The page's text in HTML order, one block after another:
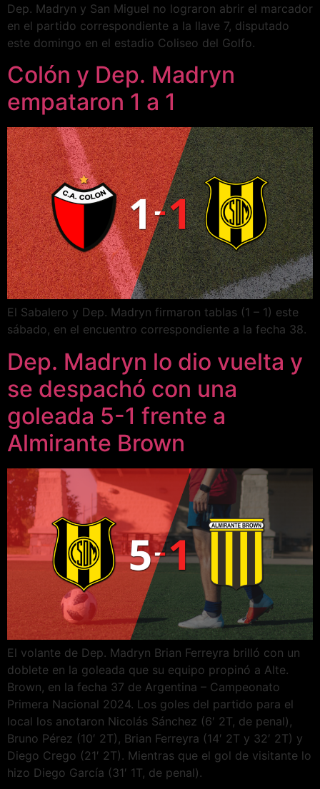
Dep. Madryn y San Miguel no lograron abrir el marcador
en el partido correspondiente a la llave 7, disputado
este domingo en el estadio Coliseo del Golfo.
Colón y Dep. Madryn
empataron 1 a 1
El Sabalero y Dep. Madryn firmaron tablas (1 – 1) este
sábado, en el encuentro correspondiente a la fecha 38.
Dep. Madryn lo dio vuelta y
se despachó con una
goleada 5-1 frente a
Almirante Brown
El volante de Dep. Madryn Brian Ferreyra brilló con un
doblete en la goleada que su equipo propinó a Alte.
Brown, en la fecha 37 de Argentina – Campeonato
Primera Nacional 2024. Los goles del partido para el
local los anotaron Nicolás Sánchez (6′ 2T, de penal),
Bruno Pérez (10′ 2T), Brian Ferreyra (14′ 2T y 32′ 2T) y
Diego Crego (21′ 2T). Mientras que el gol de visitante lo
hizo Diego García (31′ 1T, de penal).